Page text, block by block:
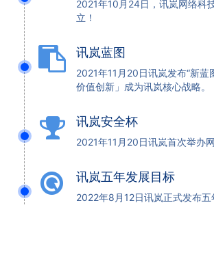
2021年10月24日，讯岚网络科
立！
讯岚蓝图
2021年11月20日讯岚发布“新蓝
价值创新」成为讯岚核心战略。
讯岚安全杯
2021年11月20日讯岚首次举办
讯岚五年发展目标
2022年8月12日讯岚正式发布五